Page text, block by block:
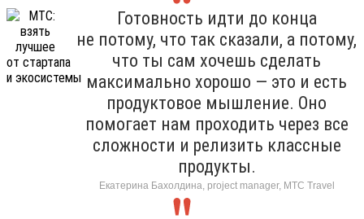
Готовность идти до конца
не потому, что так сказали, а потому,
что ты сам хочешь сделать
максимально хорошо — это и есть
продуктовое мышление. Оно
помогает нам проходить через все
сложности и релизить классные
продукты.
Екатерина Бахолдина, project manager, МТС Travel